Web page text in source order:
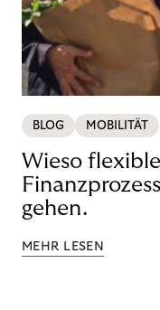
BLOG MOBILITÄT
Wieso
gehen.
MEHR LESEN